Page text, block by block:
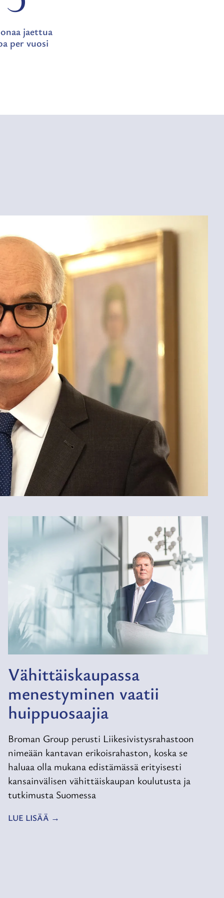
jaettua
per vuosi
Vähittäiskaupassa
menestyminen vaatii
huippuosaajia
Broman Group perusti Liikesivistysrahastoon
nimeään kantavan erikoisrahaston, koska se
haluaa olla mukana edistämässä erityisesti
kansainvälisen vähittäiskaupan koulutusta ja
tutkimusta Suomessa
LUE LISÄÄ